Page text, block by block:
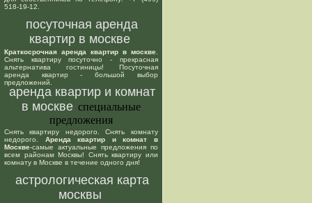
518-19-12.
посуточная аренда
квартир в москве
Краткосрочная аренда квартир в москве
Снять квартиру посуточно - прекрасная
альтернатива гостиницы! Посуточная
аренда квартир - большой выбор
предложений.
аренда квартир и комнат
в москве специальные
предложения
Снять квартиру недорого. Снять комнату
недорого. Аренда квартир и комнат в
Москве-самые актуальные предложения по
всем районам Москвы! Снять квартиру или
комнату в Москве в течение одного дня!
астрологическая карта
москвы